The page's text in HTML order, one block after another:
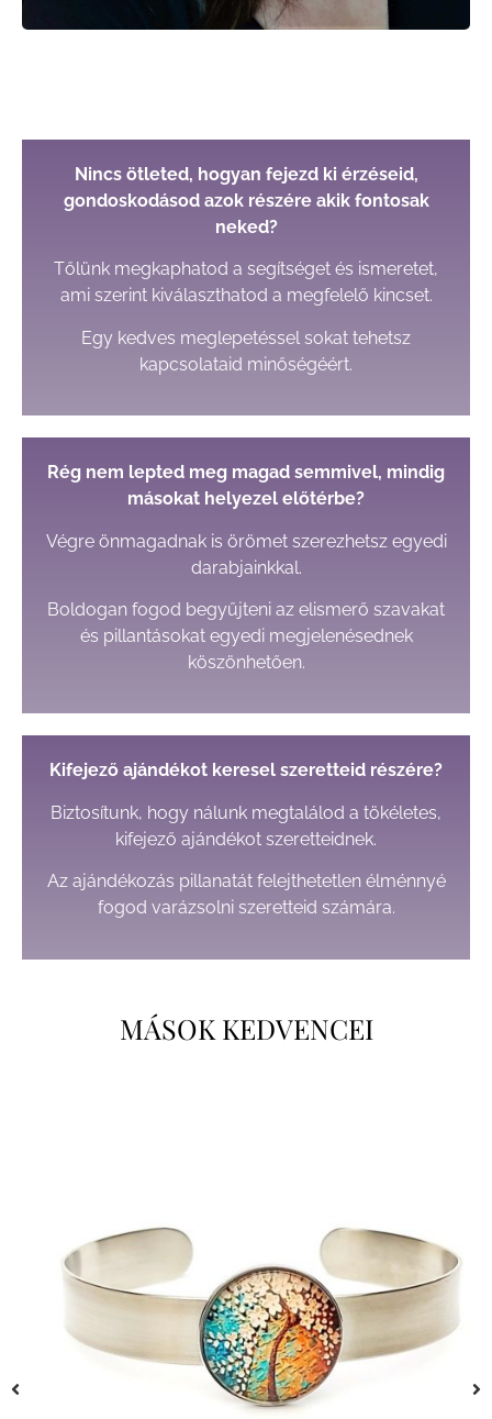
Nincs ötleted, hogyan fejezd ki érzéseid,
gondoskodásod azok részére akik fontosak
neked?
Tőlünk megkaphatod a segítséget és ismeretet,
ami szerint kiválaszthatod a megfelelő kincset.
Egy kedves meglepetéssel sokat tehetsz
kapcsolataid minőségéért.
Rég nem lepted meg magad semmivel, mindig
másokat helyezel előtérbe?
Végre önmagadnak is örömet szerezhetsz egyedi
darabjainkkal.
Boldogan fogod begyűjteni az elismerő szavakat
és pillantásokat egyedi megjelenésednek
köszönhetően.
Kifejező ajándékot keresel szeretteid részére?
Biztosítunk, hogy nálunk megtalálod a tökéletes,
kifejező ajándékot szeretteidnek.
Az ajándékozás pillanatát felejthetetlen élménnyé
fogod varázsolni szeretteid számára.
MÁSOK KEDVENCEI